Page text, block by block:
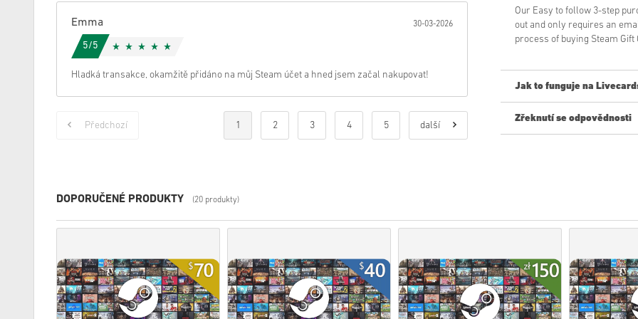
Emma 30-03-2026
5/5
Hladká transakce, okamžitě přidáno na můj Steam účet a hned jsem začal nakupovat!
Předchozí 1 2 3 4 5 další
Our Easy to follow 3-step
out and only requires an
process of buying Steam
Jak to funguje na
Nový na Livecards.net?
Zřeknutí se odpovědnosti
• Pro více informací se
• Pokud narazíte na
• Tyto kódy ke stažení jsou
• Tyto kódy nemají datum
• Stahovatelný obsah nebo
původní hru.
• Pro některé produkty
DOPORUČENÉ PRODUKTY (20 produkty)